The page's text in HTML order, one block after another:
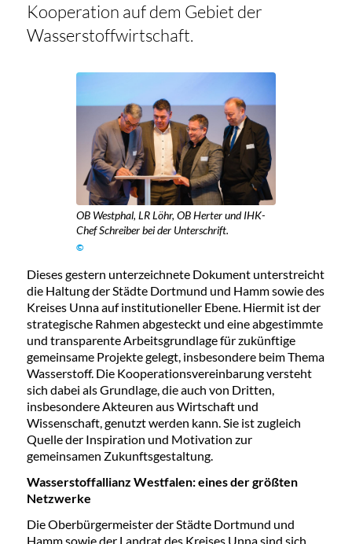
Kooperation auf dem Gebiet der
Wasserstoffwirtschaft.
OB Westphal, LR Löhr, OB Herter und IHK-
Chef Schreiber bei der Unterschrift.
©
Dieses gestern unterzeichnete Dokument unterstreicht
die Haltung der Städte Dortmund und Hamm sowie des
Kreises Unna auf institutioneller Ebene. Hiermit ist der
strategische Rahmen abgesteckt und eine abgestimmte
und transparente Arbeitsgrundlage für zukünftige
gemeinsame Projekte gelegt, insbesondere beim Thema
Wasserstoff. Die Kooperationsvereinbarung versteht
sich dabei als Grundlage, die auch von Dritten,
insbesondere Akteuren aus Wirtschaft und
Wissenschaft, genutzt werden kann. Sie ist zugleich
Quelle der Inspiration und Motivation zur
gemeinsamen Zukunftsgestaltung.
Wasserstoffallianz Westfalen: eines der größten
Netzwerke
Die Oberbürgermeister der Städte Dortmund und
Hamm sowie der Landrat des Kreises Unna sind sich